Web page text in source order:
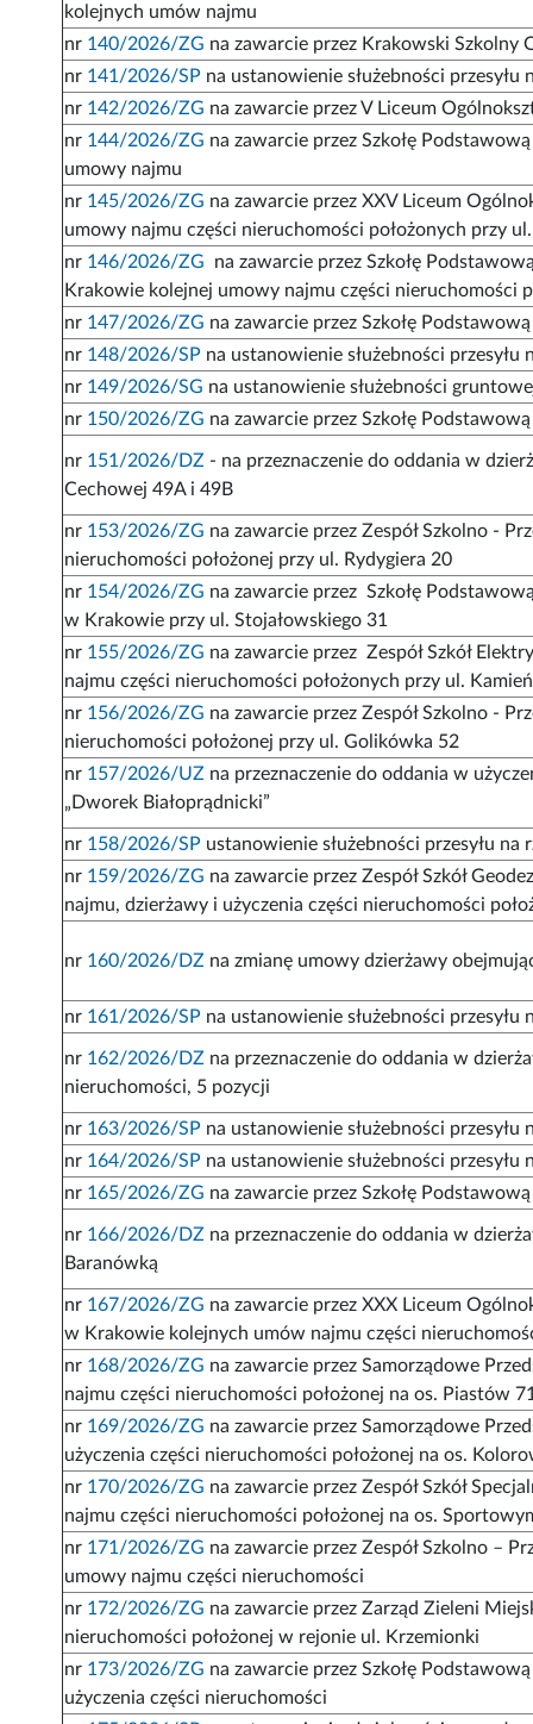
kolejnych umów najmu
nr 140/2026/ZG na zawarcie przez Krakowski Szkolny
nr 141/2026/SP na ustanowienie służebności
nr 142/2026/ZG na zawarcie przez V Liceum
nr 144/2026/ZG na zawarcie przez Szkołę
umowy najmu
nr 145/2026/ZG na zawarcie przez XXV Liceum
umowy najmu części nieruchomości położonych przy
nr 146/2026/ZG na zawarcie przez Szkołę
Krakowie kolejnej umowy najmu części nieruchomości
nr 147/2026/ZG na zawarcie przez Szkołę
nr 148/2026/SP na ustanowienie służebności
nr 149/2026/SG na ustanowienie służebności
nr 150/2026/ZG na zawarcie przez Szkołę
nr 151/2026/DZ - na przeznaczenie do oddania w
Cechowej 49A i 49B
nr 153/2026/ZG na zawarcie przez Zespół Szkolno -
nieruchomości położonej przy ul. Rydygiera 20
nr 154/2026/ZG na zawarcie przez Szkołę
w Krakowie przy ul. Stojałowskiego 31
nr 155/2026/ZG na zawarcie przez Zespół Szkół
najmu części nieruchomości położonych przy ul.
nr 156/2026/ZG na zawarcie przez Zespół Szkolno -
nieruchomości położonej przy ul. Golikówka 52
nr 157/2026/UZ na przeznaczenie do oddania w
„Dworek Białoprądnicki”
nr 158/2026/SP ustanowienie służebności przesyłu
nr 159/2026/ZG na zawarcie przez Zespół Szkół
najmu, dzierżawy i użyczenia części nieruchomości
nr 160/2026/DZ na zmianę umowy dzierżawy
nr 161/2026/SP na ustanowienie służebności przesyłu
nr 162/2026/DZ na przeznaczenie do oddania w
nieruchomości, 5 pozycji
nr 163/2026/SP na ustanowienie służebności
nr 164/2026/SP na ustanowienie służebności
nr 165/2026/ZG na zawarcie przez Szkołę
nr 166/2026/DZ na przeznaczenie do oddania w
Baranówką
nr 167/2026/ZG na zawarcie przez XXX Liceum
w Krakowie kolejnych umów najmu części
nr 168/2026/ZG na zawarcie przez Samorządowe
najmu części nieruchomości położonej na os. Piastów
nr 169/2026/ZG na zawarcie przez Samorządowe
użyczenia części nieruchomości położonej na os.
nr 170/2026/ZG na zawarcie przez Zespół Szkół
najmu części nieruchomości położonej na os.
nr 171/2026/ZG na zawarcie przez Zespół Szkolno –
umowy najmu części nieruchomości
nr 172/2026/ZG na zawarcie przez Zarząd Zieleni
nieruchomości położonej w rejonie ul. Krzemionki
nr 173/2026/ZG na zawarcie przez Szkołę
użyczenia części nieruchomości